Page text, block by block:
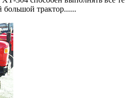
трактор......